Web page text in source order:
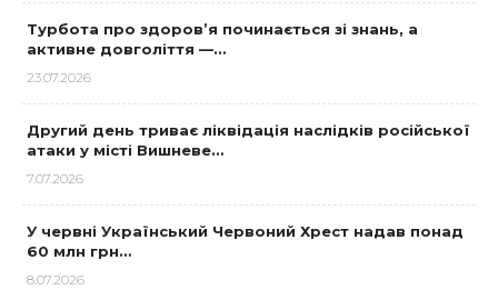
Турбота про здоров’я починається зі знань, а
активне довголіття —…
23.07.2026
Другий день триває ліквідація наслідків російської
атаки у місті Вишневе…
7.07.2026
У червні Український Червоний Хрест надав понад
60 млн грн…
8.07.2026